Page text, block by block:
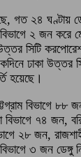
গত ২৪ ঘণ্টায়
২ জন করে
সিটি
ঢাকা উত্তর
হয়েছে।
বিভাগে ৮৮
৭৪ জন,
২৮ জন,
৩ জন ডেঙ্গু